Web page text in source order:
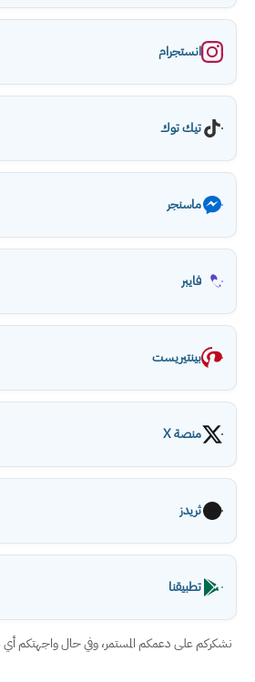
انستجرام
تيك توك
ماسنجر
فايبر
بينتيريست
منصة X
ثريدز
تطبيقنا
نشكركم على دعمكم المستمر، وفي حال واجهتكم أي